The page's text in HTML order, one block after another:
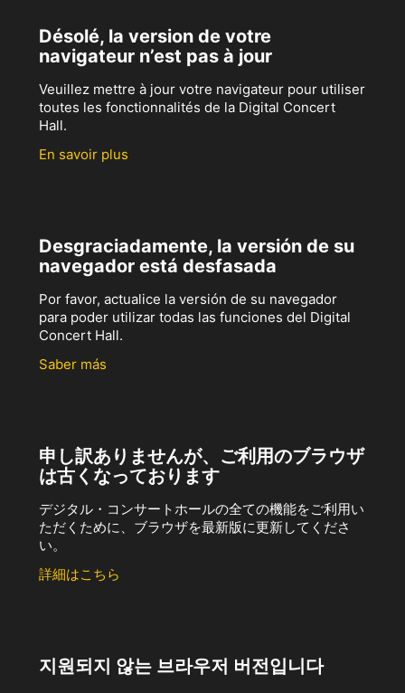
Désolé, la version de votre
navigateur n’est pas à jour
Veuillez mettre à jour votre navigateur pour utiliser
toutes les fonctionnalités de la Digital Concert
Hall.
En savoir plus
Desgraciadamente, la versión de su
navegador está desfasada
Por favor, actualice la versión de su navegador
para poder utilizar todas las funciones del Digital
Concert Hall.
Saber más
申し訳ありませんが、ご利用のブラウザ
は古くなっております
デジタル・コンサートホールの全ての機能をご利用い
ただくために、ブラウザを最新版に更新してくださ
い。
詳細はこちら
지원되지 않는 브라우저 버전입니다